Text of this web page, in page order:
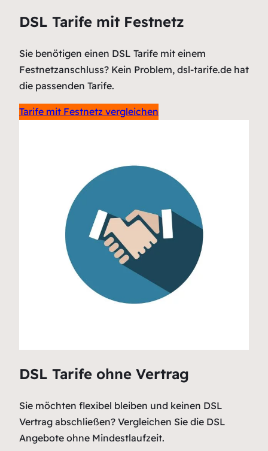
DSL Tarife mit Festnetz
Sie benötigen einen DSL Tarife mit einem
Festnetzanschluss? Kein Problem, dsl-tarife.de hat
die passenden Tarife.
Tarife mit Festnetz vergleichen
DSL Tarife ohne Vertrag
Sie möchten flexibel bleiben und keinen DSL
Vertrag abschließen? Vergleichen Sie die DSL
Angebote ohne Mindestlaufzeit.